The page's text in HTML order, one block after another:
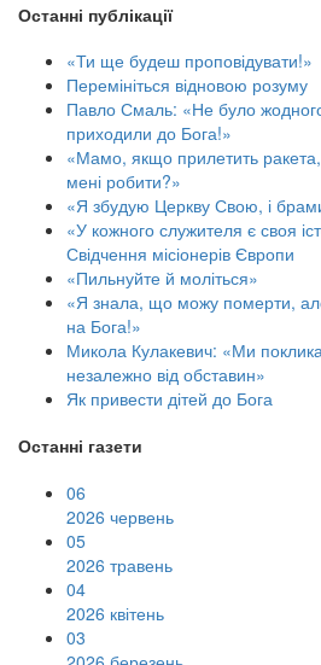
Останні публікації
«Ти ще будеш проповідувати!»
Перемініться відновою розуму
Павло Смаль: «Не було
приходили до Бога!»
«Мамо, якщо прилетить
мені робити?»
«Я збудую Церкву Свою, і
«У кожного служителя є своя
Свідчення місіонерів Європи
«Пильнуйте й моліться»
«Я знала, що можу померти,
на Бога!»
Микола Кулакевич: «Ми
незалежно від обставин»
Як привести дітей до Бога
Останні газети
06
2026 червень
05
2026 травень
04
2026 квітень
03